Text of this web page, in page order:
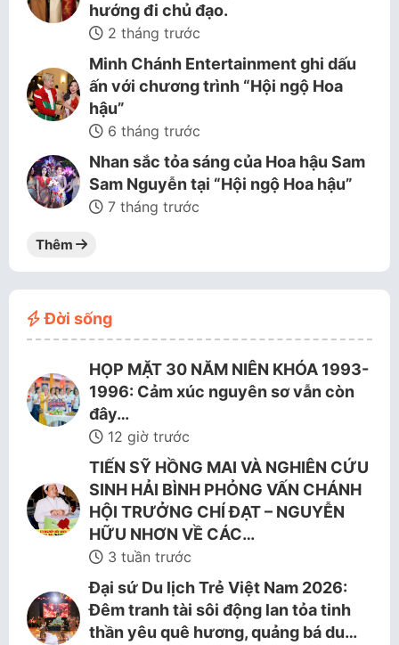
hướng đi chủ đạo.
2 tháng trước
Minh Chánh Entertainment ghi dấu
ấn với chương trình “Hội ngộ Hoa
hậu”
6 tháng trước
Nhan sắc tỏa sáng của Hoa hậu Sam
Sam Nguyễn tại “Hội ngộ Hoa hậu”
7 tháng trước
Thêm
Đời sống
HỌP MẶT 30 NĂM NIÊN KHÓA 1993-
1996: Cảm xúc nguyên sơ vẫn còn
đây…
12 giờ trước
TIẾN SỸ HỒNG MAI VÀ NGHIÊN CỨU
SINH HẢI BÌNH PHỎNG VẤN CHÁNH
HỘI TRƯỞNG CHÍ ĐẠT – NGUYỄN
HỮU NHƠN VỀ CÁC…
3 tuần trước
Đại sứ Du lịch Trẻ Việt Nam 2026:
Đêm tranh tài sôi động lan tỏa tinh
thần yêu quê hương, quảng bá du…